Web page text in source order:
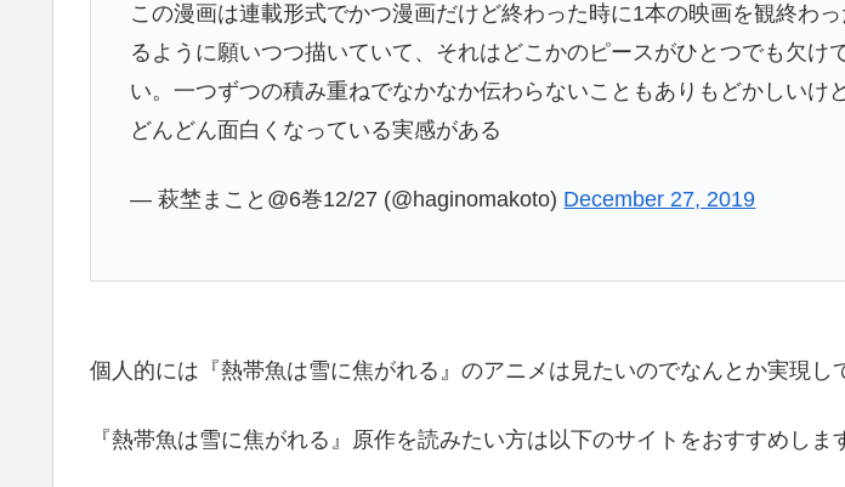
この漫画は連載形式でかつ漫画だけど終わった時に1本の映画を観終わ
るように願いつつ描いていて、それはどこかのピースがひとつでも欠け
い。一つずつの積み重ねでなかなか伝わらないこともありもどかしいけ
どんどん面白くなっている実感がある
— 萩埜まこと@6巻12/27 (@haginomakoto) December 27, 2019
個人的には『熱帯魚は雪に焦がれる』のアニメは見たいのでなんとか実現
『熱帯魚は雪に焦がれる』原作を読みたい方は以下のサイトをおすすめしま